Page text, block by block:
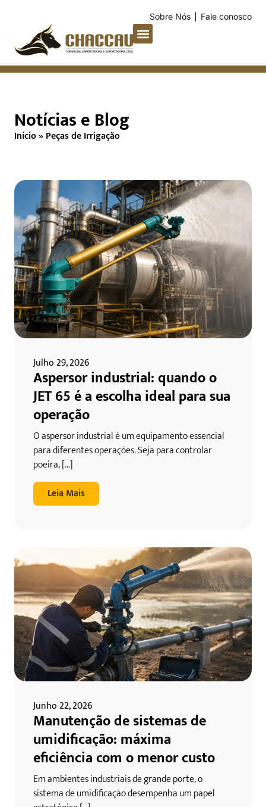
Sobre Nós Fale conosco
Notícias e Blog
Início»Peças de Irrigação
Julho 29, 2026
Aspersor industrial: quando o
JET 65 é a escolha ideal para sua
operação
O aspersor industrial é um equipamento essencial
para diferentes operações. Seja para controlar
poeira, [...]
Leia Mais
Junho 22, 2026
Manutenção de sistemas de
umidificação: máxima
eficiência com o menor custo
Em ambientes industriais de grande porte, o
sistema de umidificação desempenha um papel